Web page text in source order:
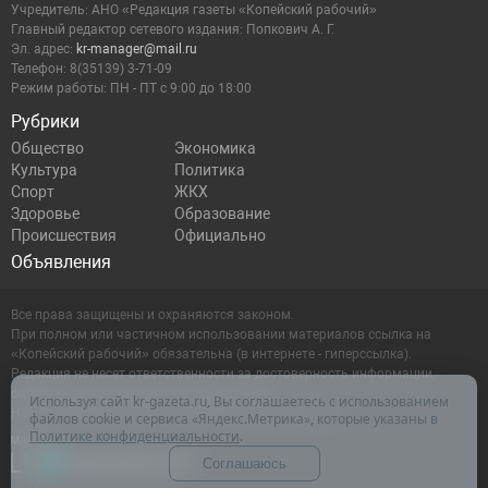
Рубрики
Общество
Экономика
Культура
Политика
Спорт
ЖКХ
Здоровье
Образование
Происшествия
Официально
Объявления
Учредитель: АНО «Редакция газеты «Копейский рабочий»
Главный редактор сетевого издания: Попкович А. Г.
Эл. адрес: kr-manager@mail.ru
Телефон: 8(35139) 3-71-09
Режим работы: ПН - ПТ с 9:00 до 18:00
Все права защищены и охраняются законом.
При полном или частичном использовании материалов ссылка на
«Копейский рабочий» обязательна (в интернете - гиперссылка).
Редакция не несет ответственности за достоверность информации,
содержащейся в рекламных объявлениях.
Настоящий ресурс может содержать материалы 16+
Используя сайт kr-gazeta.ru, Вы соглашаетесь с использованием
файлов cookie и сервиса «Яндекс.Метрика», которые указаны в
Политике конфиденциальности.
Соглашаюсь